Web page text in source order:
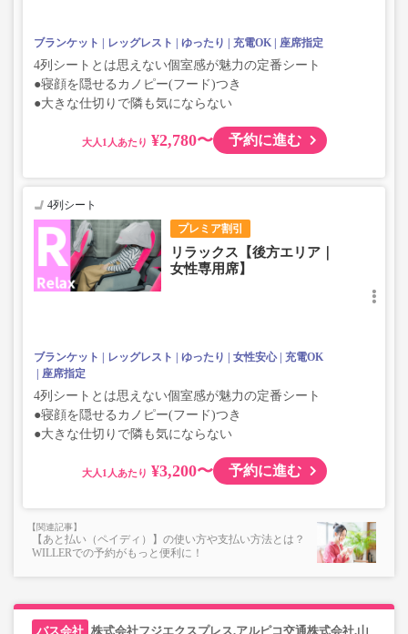
ブランケット レッグレスト ゆったり 充電OK 座席指定
4列シートとは思えない個室感が魅力の定番シート
●寝顔を隠せるカノピー(フード)つき
●大きな仕切りで隣も気にならない
大人 ¥2,780〜 予約に進む
プレミア割引
4列シート
リラックス【後方エリア｜
女性専用席】
ブランケット レッグレスト ゆったり 女性安心
充電OK
座席指定
4列シートとは思えない個室感が魅力の定番シート
●寝顔を隠せるカノピー(フード)つき
●大きな仕切りで隣も気にならない
大人 ¥3,200〜 予約に進む
【あと払い（ペイディ）】の使い方や支払い方法とは？
WILLERでの予約がもっと便利に！
株式会社フジエクスプレス,アルピコ交通株式会社,山